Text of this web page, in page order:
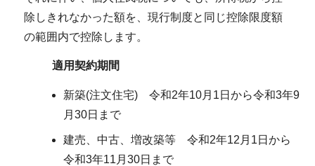
除しきれなかった額を、現行制度と同じ控除限度額
の範囲内で控除します。
適用契約期間
新築(注文住宅) 令和2年10月1日から令和3年9
月30日まで
建売、中古、増改築等 令和2年12月1日から
令和3年11月30日まで